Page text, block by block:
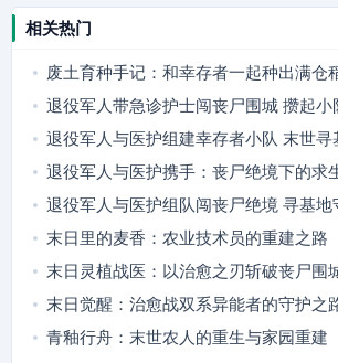
相关热门
废土育种手记：和幸存者一起种出满仓
退役军人带急诊护士闯丧尸围城 攒起小
隐秘据点
退役军人与医护组建幸存者小队 末世寻
燃爽又暖心
退役军人与医护携手：丧尸绝境下的求
队
退役军人与医护组队闯丧尸绝境 寻基地
望
末日里的麦香：农业技术员的重建之路
末日灵植战医：以治愈之刃斩破丧尸围
末日觉醒：治愈战双系异能者的守护之
青釉行舟：末世农人的重生与家园重建